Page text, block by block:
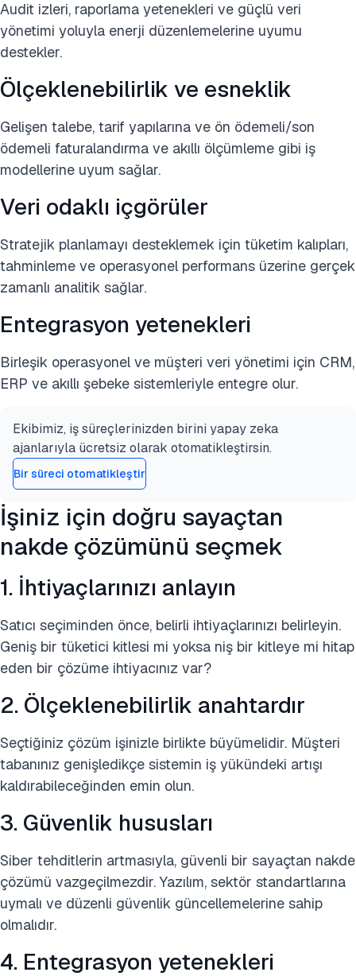
Audit izleri, raporlama yetenekleri ve güçlü veri
yönetimi yoluyla enerji düzenlemelerine uyumu
destekler.
Ölçeklenebilirlik ve esneklik
Gelişen talebe, tarif yapılarına ve ön ödemeli/son
ödemeli faturalandırma ve akıllı ölçümleme gibi iş
modellerine uyum sağlar.
Veri odaklı içgörüler
Stratejik planlamayı desteklemek için tüketim kalıpları,
tahminleme ve operasyonel performans üzerine gerçek
zamanlı analitik sağlar.
Entegrasyon yetenekleri
Birleşik operasyonel ve müşteri veri yönetimi için CRM,
ERP ve akıllı şebeke sistemleriyle entegre olur.
Ekibimiz, iş süreçlerinizden birini yapay zeka
ajanlarıyla ücretsiz olarak otomatikleştirsin.
Bir süreci otomatikleştir
İşiniz için doğru sayaçtan
nakde çözümünü seçmek
1. İhtiyaçlarınızı anlayın
Satıcı seçiminden önce, belirli ihtiyaçlarınızı belirleyin.
Geniş bir tüketici kitlesi mi yoksa niş bir kitleye mi hitap
eden bir çözüme ihtiyacınız var?
2. Ölçeklenebilirlik anahtardır
Seçtiğiniz çözüm işinizle birlikte büyümelidir. Müşteri
tabanınız genişledikçe sistemin iş yükündeki artışı
kaldırabileceğinden emin olun.
3. Güvenlik hususları
Siber tehditlerin artmasıyla, güvenli bir sayaçtan nakde
çözümü vazgeçilmezdir. Yazılım, sektör standartlarına
uymalı ve düzenli güvenlik güncellemelerine sahip
olmalıdır.
4. Entegrasyon yetenekleri